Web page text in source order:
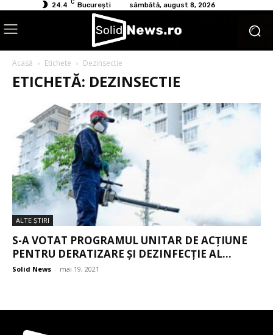
24.4 C București sâmbătă, august 8, 2026
Acasă Etichete Dezinsectie
ETICHETĂ: DEZINSECTIE
ALTE ŞTIRI
S-A VOTAT PROGRAMUL UNITAR DE ACȚIUNE
PENTRU DERATIZARE ȘI DEZINFECȚIE AL...
Solid News - mai 19, 2021